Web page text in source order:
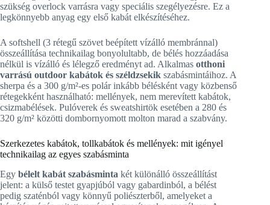
szükség overlock varrásra vagy speciális szegélyezésre. Ez a
legkönnyebb anyag egy első kabát elkészítéséhez.
A softshell (3 rétegű szövet beépített vízálló membránnal)
összeállítása technikailag bonyolultabb, de bélés hozzáadása
nélkül is vízálló és lélegző eredményt ad. Alkalmas otthoni
varrású outdoor kabátok és széldzsekik szabásmintáihoz. A
sherpa és a 300 g/m²-es polár inkább bélésként vagy közbenső
rétegekként használható: mellények, nem merevített kabátok,
csizmabélések. Pulóverek és sweatshirtök esetében a 280 és
320 g/m² közötti dombornyomott molton marad a szabvány.
Szerkezetes kabátok, tollkabátok és mellények: mit igényel
technikailag az egyes szabásminta
Egy bélelt kabát szabásminta két különálló összeállítást
jelent: a külső testet gyapjúból vagy gabardinból, a bélést
pedig szaténból vagy könnyű poliészterből, amelyeket a